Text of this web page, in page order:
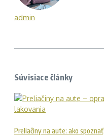
admin
Súvisiace články
Preliačiny na aute: ako